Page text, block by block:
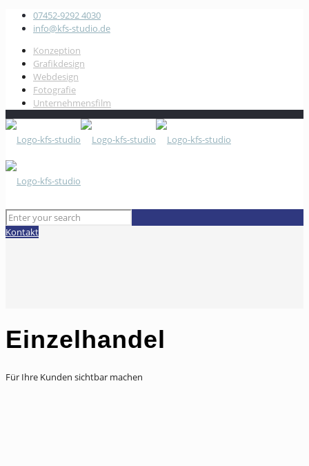
07452-9292 4030
info@kfs-studio.de
Konzeption
Grafikdesign
Webdesign
Fotografie
Unternehmensfilm
Kontakt
Einzelhandel
Für Ihre Kunden sichtbar machen